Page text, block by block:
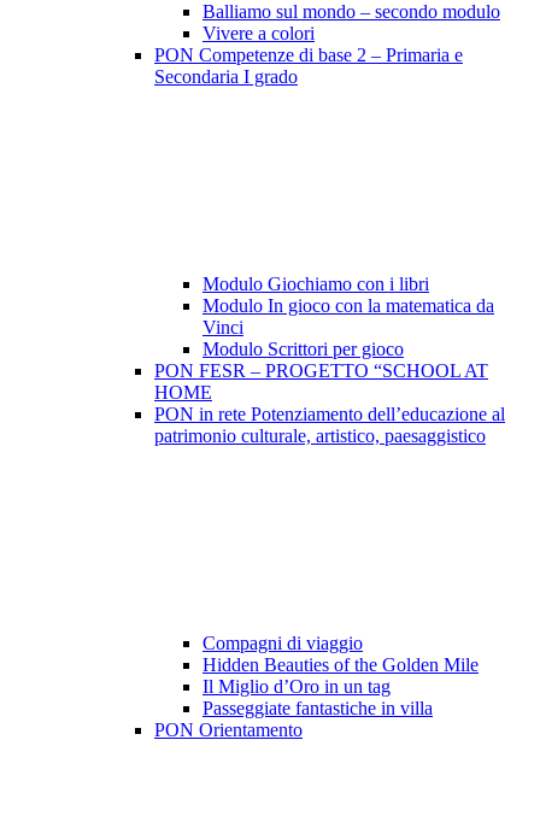
Balliamo sul mondo – secondo modulo
Vivere a colori
PON Competenze di base 2 – Primaria e
Secondaria I grado
Modulo Giochiamo con i libri
Modulo In gioco con la matematica da
Vinci
Modulo Scrittori per gioco
PON FESR – PROGETTO “SCHOOL AT
HOME
PON in rete Potenziamento dell’educazione al
patrimonio culturale, artistico, paesaggistico
Compagni di viaggio
Hidden Beauties of the Golden Mile
Il Miglio d’Oro in un tag
Passeggiate fantastiche in villa
PON Orientamento